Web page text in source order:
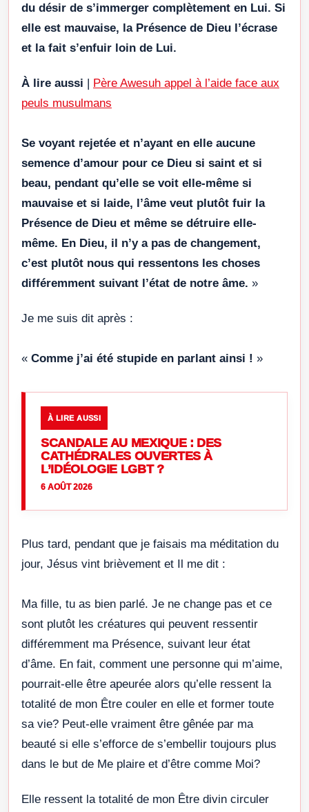
du désir de s’immerger complètement en Lui. Si
elle est mauvaise, la Présence de Dieu l’écrase
et la fait s’enfuir loin de Lui.
À lire aussi | Père Awesuh appel à l’aide face aux
peuls musulmans
Se voyant rejetée et n’ayant en elle aucune
semence d’amour pour ce Dieu si saint et si
beau, pendant qu’elle se voit elle-même si
mauvaise et si laide, l’âme veut plutôt fuir la
Présence de Dieu et même se détruire elle-
même. En Dieu, il n’y a pas de changement,
c’est plutôt nous qui ressentons les choses
différemment suivant l’état de notre âme. »
Je me suis dit après :
« Comme j’ai été stupide en parlant ainsi ! »
À LIRE AUSSI
SCANDALE AU MEXIQUE : DES
CATHÉDRALES OUVERTES À
L’IDÉOLOGIE LGBT ?
6 AOÛT 2026
Plus tard, pendant que je faisais ma méditation du
jour, Jésus vint brièvement et Il me dit :
Ma fille, tu as bien parlé. Je ne change pas et ce
sont plutôt les créatures qui peuvent ressentir
différemment ma Présence, suivant leur état
d’âme. En fait, comment une personne qui m’aime,
pourrait-elle être apeurée alors qu’elle ressent la
totalité de mon Être couler en elle et former toute
sa vie? Peut-elle vraiment être gênée par ma
beauté si elle s’efforce de s’embellir toujours plus
dans le but de Me plaire et d’être comme Moi?
Elle ressent la totalité de mon Être divin circuler